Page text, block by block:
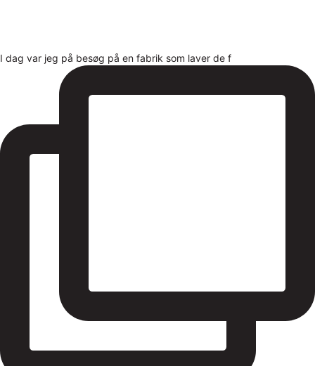
I dag var jeg på besøg på en fabrik som laver de f